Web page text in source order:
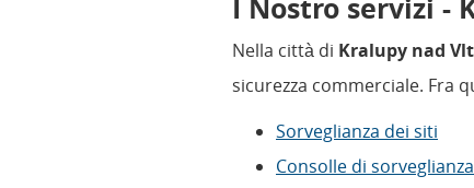
I Nostro servizi -
Nella città di Kralupy nad
sicurezza commerciale. Fra
Sorveglianza dei siti
Consolle di